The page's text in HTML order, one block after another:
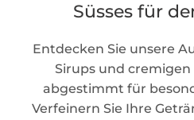
Süsses für
Entdecken Sie unsere
Sirups und cremigen
abgestimmt für
Verfeinern Sie Ihre